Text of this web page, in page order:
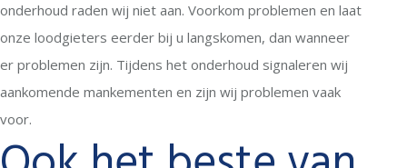
onderhoud raden wij niet aan. Voorkom problemen en laat
onze loodgieters eerder bij u langskomen, dan wanneer
er problemen zijn. Tijdens het onderhoud signaleren wij
aankomende mankementen en zijn wij problemen vaak
voor.